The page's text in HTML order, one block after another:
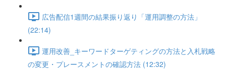
広告配信1週間の結果振り返り「運用調整の方法」
(22:14)
運用改善_キーワードターゲティングの方法と入札戦略
の変更・プレースメントの確認方法 (12:32)